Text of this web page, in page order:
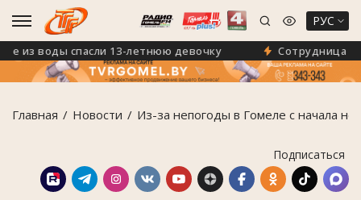
РУС
воды спасли 13-летнюю девочку Сотрудница ГУО
Главная Новости Из-за непогоды в Гомеле с начала
Подписаться